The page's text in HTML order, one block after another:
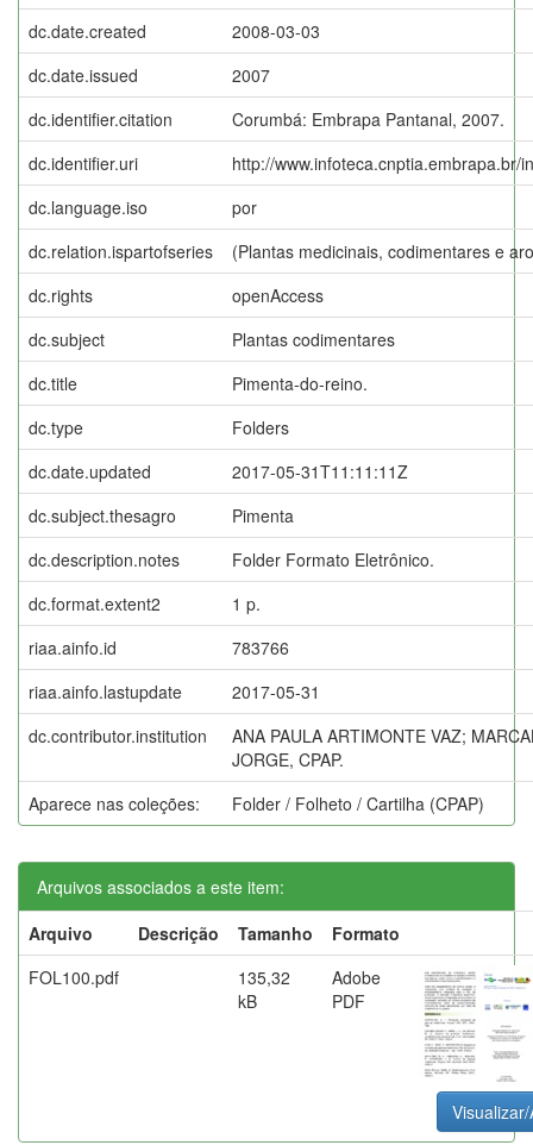
dc.date.created
2008-03-03
dc.date.issued
2007
dc.identifier.citation
Corumbá: Embrapa Pantanal, 2007.
dc.identifier.uri
http://www.infoteca.cnptia.embrapa.br/
dc.language.iso
por
dc.relation.ispartofseries
(Plantas medicinais, codimentares e
dc.rights
openAccess
dc.subject
Plantas codimentares
dc.title
Pimenta-do-reino.
dc.type
Folders
dc.date.updated
2017-05-31T11:11:11Z
dc.subject.thesagro
Pimenta
dc.description.notes
Folder Formato Eletrônico.
dc.format.extent2
1 p.
riaa.ainfo.id
783766
riaa.ainfo.lastupdate
2017-05-31
dc.contributor.institution
ANA PAULA ARTIMONTE VAZ;
JORGE, CPAP.
Aparece nas coleções:
Folder / Folheto / Cartilha (CPAP)
Arquivos associados a este item:
Arquivo
Descrição Tamanho
Formato
FOL100.pdf
135,32
kB
Adobe
PDF